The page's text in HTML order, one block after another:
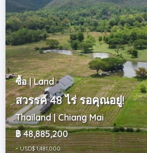
ซื้อ | Land
สวรรค์ 48 ไร่ รอคุณอยู่!
Thailand | Chiang Mai
฿ 48,885,200
~ USD$ 1,481,000